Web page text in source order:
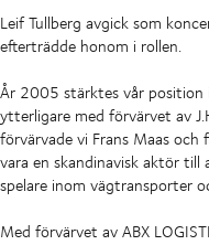
Leif Tullberg avgick som
efterträdde honom i rollen.
År 2005 stärktes vår position
ytterligare med förvärvet av
förvärvade vi Frans Maas
vara en skandinavisk aktör till
spelare inom vägtransporter
Med förvärvet av ABX